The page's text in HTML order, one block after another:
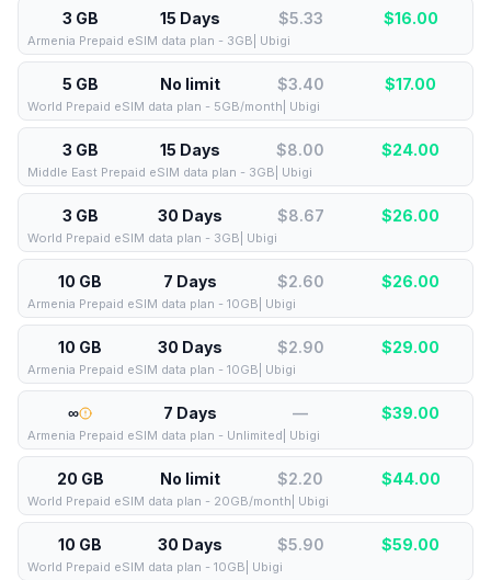
3 GB 15 Days $5.33 $16.00
Armenia Prepaid eSIM data plan - 3GB| Ubigi
5 GB No limit $3.40 $17.00
World Prepaid eSIM data plan - 5GB/month| Ubigi
3 GB 15 Days $8.00 $24.00
Middle East Prepaid eSIM data plan - 3GB| Ubigi
3 GB 30 Days $8.67 $26.00
World Prepaid eSIM data plan - 3GB| Ubigi
10 GB 7 Days $2.60 $26.00
Armenia Prepaid eSIM data plan - 10GB| Ubigi
10 GB 30 Days $2.90 $29.00
Armenia Prepaid eSIM data plan - 10GB| Ubigi
∞ 7 Days — $39.00
Armenia Prepaid eSIM data plan - Unlimited| Ubigi
20 GB No limit $2.20 $44.00
World Prepaid eSIM data plan - 20GB/month| Ubigi
10 GB 30 Days $5.90 $59.00
World Prepaid eSIM data plan - 10GB| Ubigi